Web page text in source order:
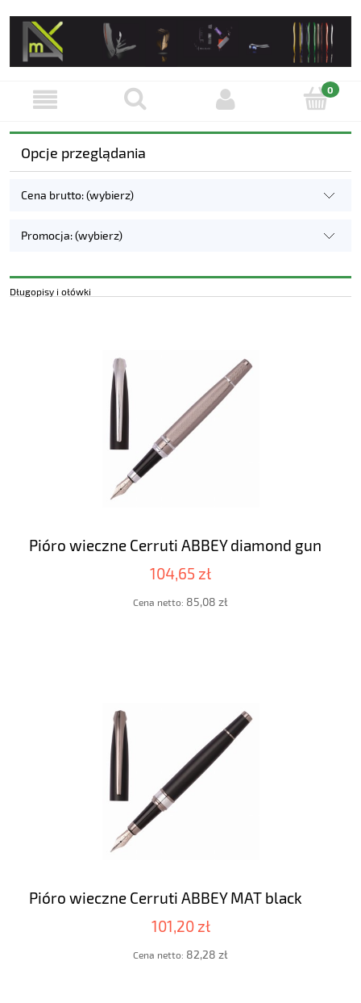
Opcje przeglądania
Cena brutto: (wybierz)
Promocja: (wybierz)
Długopisy i ołówki
Pióro wieczne Cerruti ABBEY diamond gun
104,65 zł
Cena netto: 85,08 zł
Pióro wieczne Cerruti ABBEY MAT black
101,20 zł
Cena netto: 82,28 zł